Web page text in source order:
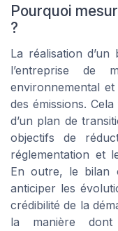
Pourquoi
?
La réalisation d’un
l’entreprise de
environnemental et
des émissions.
d’un plan de
objectifs de
réglementation et
En outre, le bilan
anticiper les
crédibilité de la
la manière